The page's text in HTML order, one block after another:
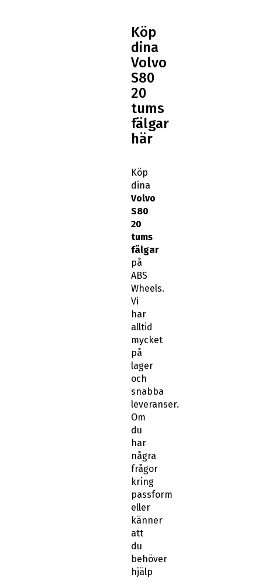
Köp
dina
Volvo
S80
20
tums
fälgar
här
Köp
dina
Volvo
S80
20
tums
fälgar
på
ABS
Wheels.
Vi
har
alltid
mycket
på
lager
och
snabba
leveranser.
Om
du
har
några
frågor
kring
passform
eller
känner
att
du
behöver
hjälp